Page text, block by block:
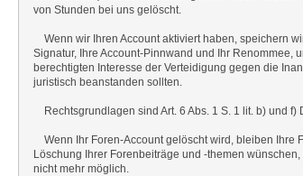
von Stunden bei uns gelöscht.
Wenn wir Ihren Account aktiviert haben, speichern
Signatur, Ihre Account-Pinnwand und Ihr Renommee,
berechtigten Interesse der Verteidigung gegen die
juristisch beanstanden sollten.
Rechtsgrundlagen sind Art. 6 Abs. 1 S. 1 lit. b) und f)
Wenn Ihr Foren-Account gelöscht wird, bleiben Ihre
Löschung Ihrer Forenbeiträge und -themen
nicht mehr möglich.